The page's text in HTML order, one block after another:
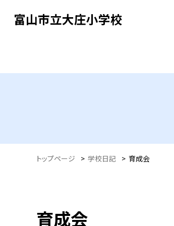
富山市立大庄小学校
トップページ > 学校日記 > 育成会
育成会